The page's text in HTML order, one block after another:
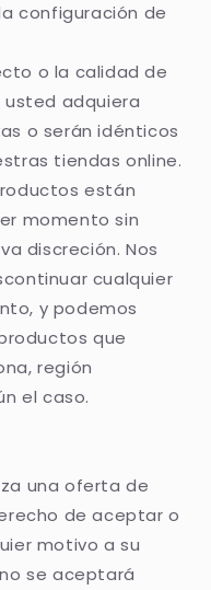
configuración de
o la calidad de
adquiera
o serán idénticos
tiendas online.
están
momento sin
discreción. Nos
cualquier
y podemos
que
región
el caso.
una oferta de
de aceptar o
motivo a su
se aceptará